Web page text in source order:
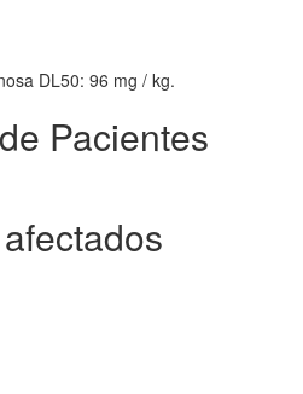
DL50: 96 mg / kg.
Pacientes